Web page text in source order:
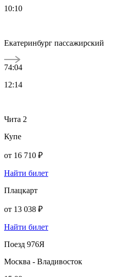
10:10
Екатеринбург пассажирский
74:04
12:14
Чита 2
Купе
от 16 710 ₽
Найти билет
Плацкарт
от 13 038 ₽
Найти билет
Поезд 976Я
Москва - Владивосток